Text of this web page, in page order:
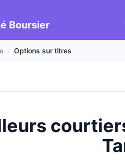
Boursier
/ Options sur titres